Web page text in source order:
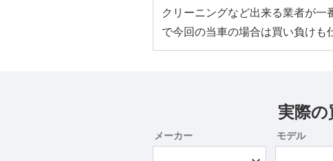
クリーニングなど出来る業者が
で今回の当車の場合は買い負けも
実際の
メーカー モデル